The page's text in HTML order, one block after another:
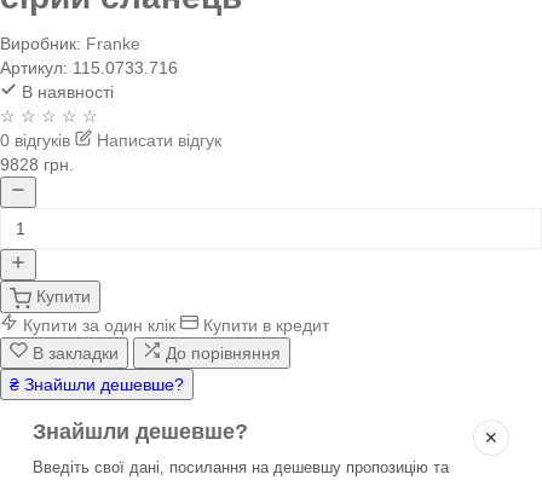
Виробник: Franke
Артикул: 115.0733.716
В наявності
☆ ☆ ☆ ☆ ☆
0 відгуків
Написати відгук
9828 грн.
Купити
Купити за один клік
Купити в кредит
В закладки
До порівняння
₴ Знайшли дешевше?
✕
Знайшли дешевше?
Введіть свої дані, посилання на дешевшу пропозицію та